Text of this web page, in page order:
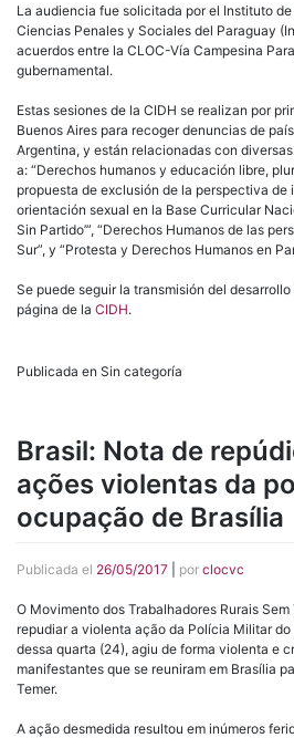
La audiencia fue solicitada por el Instituto
Ciencias Penales y Sociales del Paraguay
acuerdos entre la CLOC-Vía Campesina
gubernamental.
Estas sesiones de la CIDH se realizan por
Buenos Aires para recoger denuncias de
Argentina, y están relacionadas con
a: “Derechos humanos y educación libre,
propuesta de exclusión de la perspectiva de
orientación sexual en la Base Curricular
Sin Partido’”, “Derechos Humanos de las
Sur”, y “Protesta y Derechos Humanos en
Se puede seguir la transmisión del
página de la CIDH.
Publicada en Sin categoría
Brasil: Nota de
ações violentas da
ocupação de Brasília
Publicada el 26/05/2017 por clocvc
O Movimento dos Trabalhadores Rurais
repudiar a violenta ação da Polícia Militar
dessa quarta (24), agiu de forma violenta e
manifestantes que se reuniram em Brasília
Temer.
A ação desmedida resultou em inúmeros